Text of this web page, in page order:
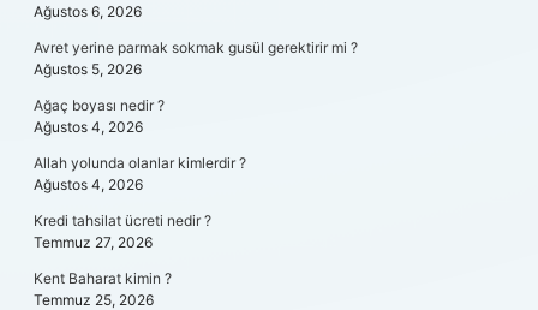
Ağustos 6, 2026
Avret yerine parmak sokmak gusül gerektirir mi ?
Ağustos 5, 2026
Ağaç boyası nedir ?
Ağustos 4, 2026
Allah yolunda olanlar kimlerdir ?
Ağustos 4, 2026
Kredi tahsilat ücreti nedir ?
Temmuz 27, 2026
Kent Baharat kimin ?
Temmuz 25, 2026